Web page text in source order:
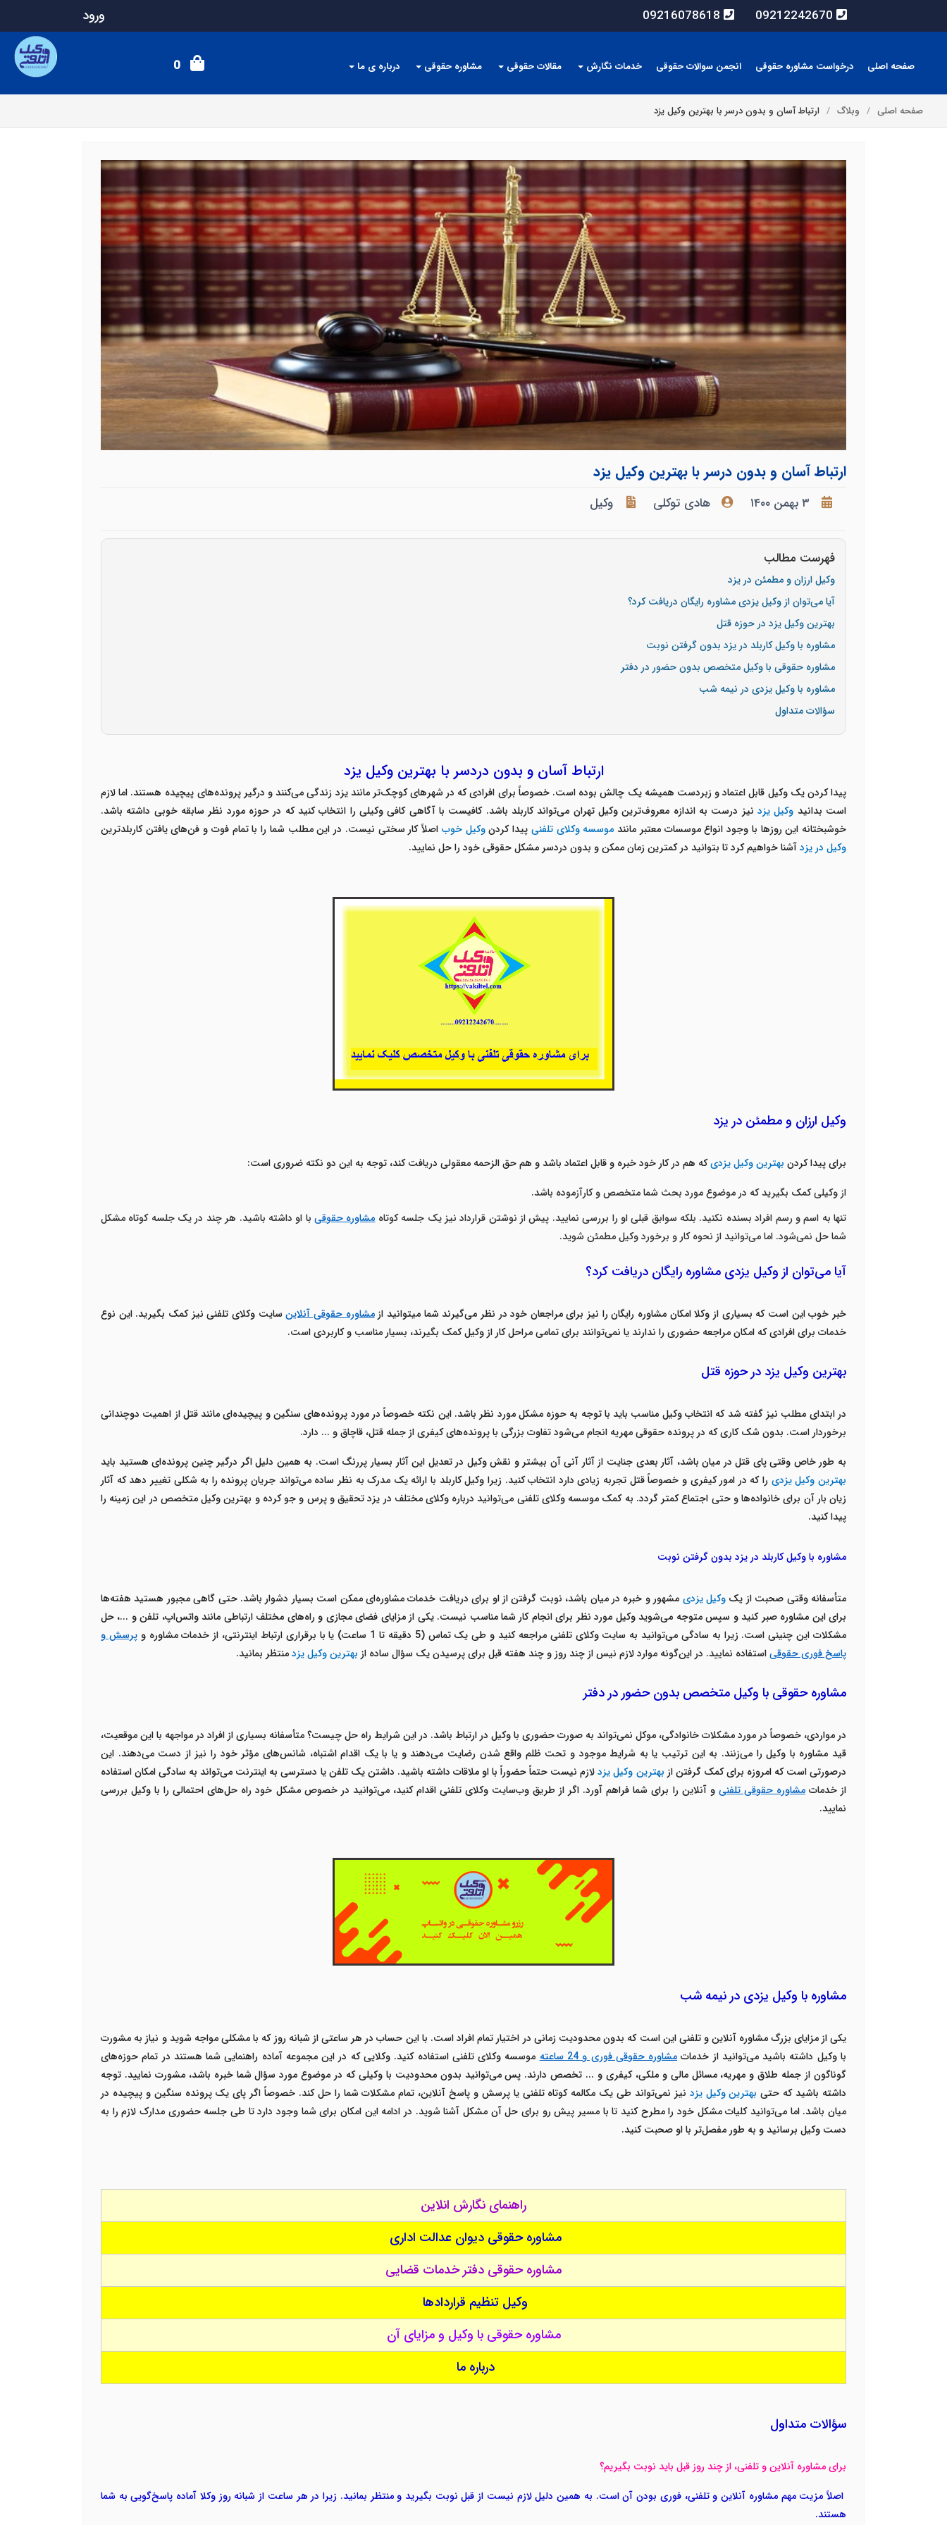
09212242670
09216078618 ورود
صفحه اصلی درخواست مشاوره حقوقی انجمن سوالات حقوقی خدمات نگارش مقالات حقوقی مشاوره حقوقی درباره ی ما 0
صفحه اصلی وبلاگ ارتباط آسان و بدون درسر با بهترین وکیل یزد
ارتباط آسان و بدون درسر با بهترین وکیل یزد
۳ بهمن ۱۴۰۰ هادی توکلی وکیل
فهرست مطالب
وکیل ارزان و مطمئن در یزد
آیا می‌توان از وکیل یزدی مشاوره رایگان دریافت کرد؟
بهترین وکیل یزد در حوزه قتل
مشاوره با وکیل کاربلد در یزد بدون گرفتن نوبت
مشاوره حقوقی با وکیل متخصص بدون حضور در دفتر
مشاوره با وکیل یزدی در نیمه شب
سؤالات متداول
ارتباط آسان و بدون دردسر با بهترین وکیل یزد
پیدا کردن یک وکیل قابل اعتماد و زبردست همیشه یک چالش بوده است. خصوصاً برای افرادی که در شهرهای کوچک‌تر مانند یزد زندگی می‌کنند و درگیر پرونده‌های پیچیده هستند. اما لازم
است بدانید وکیل یزد نیز درست به اندازه معروف‌ترین وکیل تهران می‌تواند کاربلد باشد. کافیست با آگاهی کافی وکیلی را انتخاب کنید که در حوزه مورد نظر سابقه خوبی داشته باشد.
خوشبختانه این روزها با وجود انواع موسسات معتبر مانند موسسه وکلای تلفنی پیدا کردنوکیل خوب اصلاً کار سختی نیست. در این مطلب شما را با تمام فوت و فن‌های یافتن کاربلدترین
وکیل در یزدآشنا خواهیم کرد تا بتوانید در کمترین زمان ممکن و بدون دردسر مشکل حقوقی خود را حل نمایید.
وکیل ارزان و مطمئن در یزد
برای پیدا کردن بهترین وکیل یزدیکه هم در کار خود خبره و قابل اعتماد باشد و هم حق الزحمه معقولی دریافت کند، توجه به این دو نکته ضروری است:
از وکیلی کمک بگیرید که در موضوع مورد بحث شما متخصص و کارآزموده باشد.
تنها به اسم و رسم افراد بسنده نکنید. بلکه سوابق قبلی او را بررسی نمایید. پیش از نوشتن قرارداد نیز یک جلسه کوتاهمشاوره حقوقیبا او داشته باشید. هر چند در یک جلسه کوتاه مشکل
شما حل نمی‌شود. اما می‌توانید از نحوه کار و برخورد وکیل مطمئن شوید.
آیا می‌توان از وکیل یزدی مشاوره رایگان دریافت کرد؟
خبر خوب این است که بسیاری از وکلا امکان مشاوره رایگان را نیز برای مراجعان خود در نظر می‌گیرند شما میتوانید ازمشاوره حقوقی آنلاینسایت وکلای تلفنی نیز کمک بگیرید. این نوع
خدمات برای افرادی که امکان مراجعه حضوری را ندارند یا نمی‌توانند برای تمامی مراحل کار از وکیل کمک بگیرند، بسیار مناسب و کاربردی است.
بهترین وکیل یزد در حوزه قتل
در ابتدای مطلب نیز گفته شد که انتخاب وکیل مناسب باید با توجه به حوزه مشکل مورد نظر باشد. این نکته خصوصاً در مورد پرونده‌های سنگین و پیچیده‌ای مانند قتل از اهمیت دوچندانی
برخوردار است. بدون شک کاری که در پرونده حقوقی مهریه انجام می‌شود تفاوت بزرگی با پرونده‌های کیفری از جمله قتل، قاچاق و ... دارد.
به طور خاص وقتی پای قتل در میان باشد، آثار بعدی جنایت از آثار آنی آن بیشتر و نقش وکیل در تعدیل این آثار بسیار پررنگ است. به همین دلیل اگر درگیر چنین پرونده‌ای هستید باید
بهترین وکیل یزدی را که در امور کیفری و خصوصاً قتل تجربه زیادی دارد انتخاب کنید. زیرا وکیل کاربلد با ارائه یک مدرک به نظر ساده می‌تواند جریان پرونده را به شکلی تغییر دهد که آثار
زیان بار آن برای خانواده‌ها و حتی اجتماع کمتر گردد. به کمک موسسه وکلای تلفنی می‌توانید درباره وکلای مختلف در یزد تحقیق و پرس و جو کرده و بهترین وکیل متخصص در این زمینه را
پیدا کنید.
مشاوره با وکیل کاربلد در یزد بدون گرفتن نوبت
متأسفانه وقتی صحبت از یک وکیل یزدی مشهور و خبره در میان باشد، نوبت گرفتن از او برای دریافت خدمات مشاوره‌ای ممکن است بسیار دشوار باشد. حتی گاهی مجبور هستید هفته‌ها
برای این مشاوره صبر کنید و سپس متوجه می‌شوید وکیل مورد نظر برای انجام کار شما مناسب نیست. یکی از مزایای فضای مجازی و راه‌های مختلف ارتباطی مانند واتس‌اپ، تلفن و ...، حل
مشکلات این چنینی است. زیرا به سادگی می‌توانید به سایت وکلای تلفنی مراجعه کنید و طی یک تماس (5 دقیقه تا 1 ساعت) یا با برقراری ارتباط اینترنتی، از خدمات مشاوره و
پرسش و
پاسخ فوری حقوقیاستفاده نمایید. در این‌گونه موارد لازم نیس از چند روز و چند هفته قبل برای پرسیدن یک سؤال ساده از بهترین وکیل یزدمنتظر بمانید.
مشاوره حقوقی با وکیل متخصص بدون حضور در دفتر
در مواردی، خصوصاً در مورد مشکلات خانوادگی، موکل نمی‌تواند به صورت حضوری با وکیل در ارتباط باشد. در این شرایط راه حل چیست؟ متأسفانه بسیاری از افراد در مواجهه با این موقعیت،
قید مشاوره با وکیل را می‌زنند. به این ترتیب یا به شرایط موجود و تحت ظلم واقع شدن رضایت می‌دهند و یا با یک اقدام اشتباه، شانس‌های مؤثر خود را نیز از دست می‌دهند. این
درصورتی است که امروزه برای کمک گرفتن از بهترین وکیل یزدلازم نیست حتماً حضوراً با او ملاقات داشته باشید. داشتن یک تلفن یا دسترسی به اینترنت می‌تواند به سادگی امکان استفاده
از خدماتمشاوره حقوقی تلفنی و آنلاین را برای شما فراهم آورد. اگر از طریق وب‌سایت وکلای تلفنی اقدام کنید، می‌توانید در خصوص مشکل خود راه حل‌های احتمالی را با وکیل بررسی
نمایید.
مشاوره با وکیل یزدی در نیمه شب
یکی از مزایای بزرگ مشاوره آنلاین و تلفنی این است که بدون محدودیت زمانی در اختیار تمام افراد است. با این حساب در هر ساعتی از شبانه روز که با مشکلی مواجه شوید و نیاز به مشورت
با وکیل داشته باشید می‌توانید از خدمات مشاوره حقوقی فوری و 24 ساعته
موسسه وکلای تلفنی استفاده کنید. وکلایی که در این مجموعه آماده راهنمایی شما هستند در تمام حوزه‌های
گوناگون از جمله طلاق و مهریه، مسائل مالی و ملکی، کیفری و ... تخصص دارند. پس می‌توانید بدون محدودیت با وکیلی که در موضوع مورد سؤال شما خبره باشد، مشورت نمایید. توجه
داشته باشید که حتی بهترین وکیل یزد نیز نمی‌تواند طی یک مکالمه کوتاه تلفنی یا پرسش و پاسخ آنلاین، تمام مشکلات شما را حل کند. خصوصاً اگر پای یک پرونده سنگین و پیچیده در
میان باشد. اما می‌توانید کلیات مشکل خود را مطرح کنید تا با مسیر پیش رو برای حل آن مشکل آشنا شوید. در ادامه این امکان برای شما وجود دارد تا طی جلسه حضوری مدارک لازم را به
دست وکیل برسانید و به طور مفصل‌تر با او صحبت کنید.
راهنمای نگارش انلاین
مشاوره حقوقی دیوان عدالت اداری
مشاوره حقوقی دفتر خدمات قضایی
وکیل تنظیم قراردادها
مشاوره حقوقی با وکیل و مزایای آن
درباره ما
سؤالات متداول
برای مشاوره آنلاین و تلفنی، از چند روز قبل باید نوبت بگیریم؟
اصلاً مزیت مهم مشاوره آنلاین و تلفنی، فوری بودن آن است. به همین دلیل لازم نیست از قبل نوبت بگیرید و منتظر بمانید. زیرا در هر ساعت از شبانه روز وکلا آماده پاسخ‌گویی به شما
هستند.